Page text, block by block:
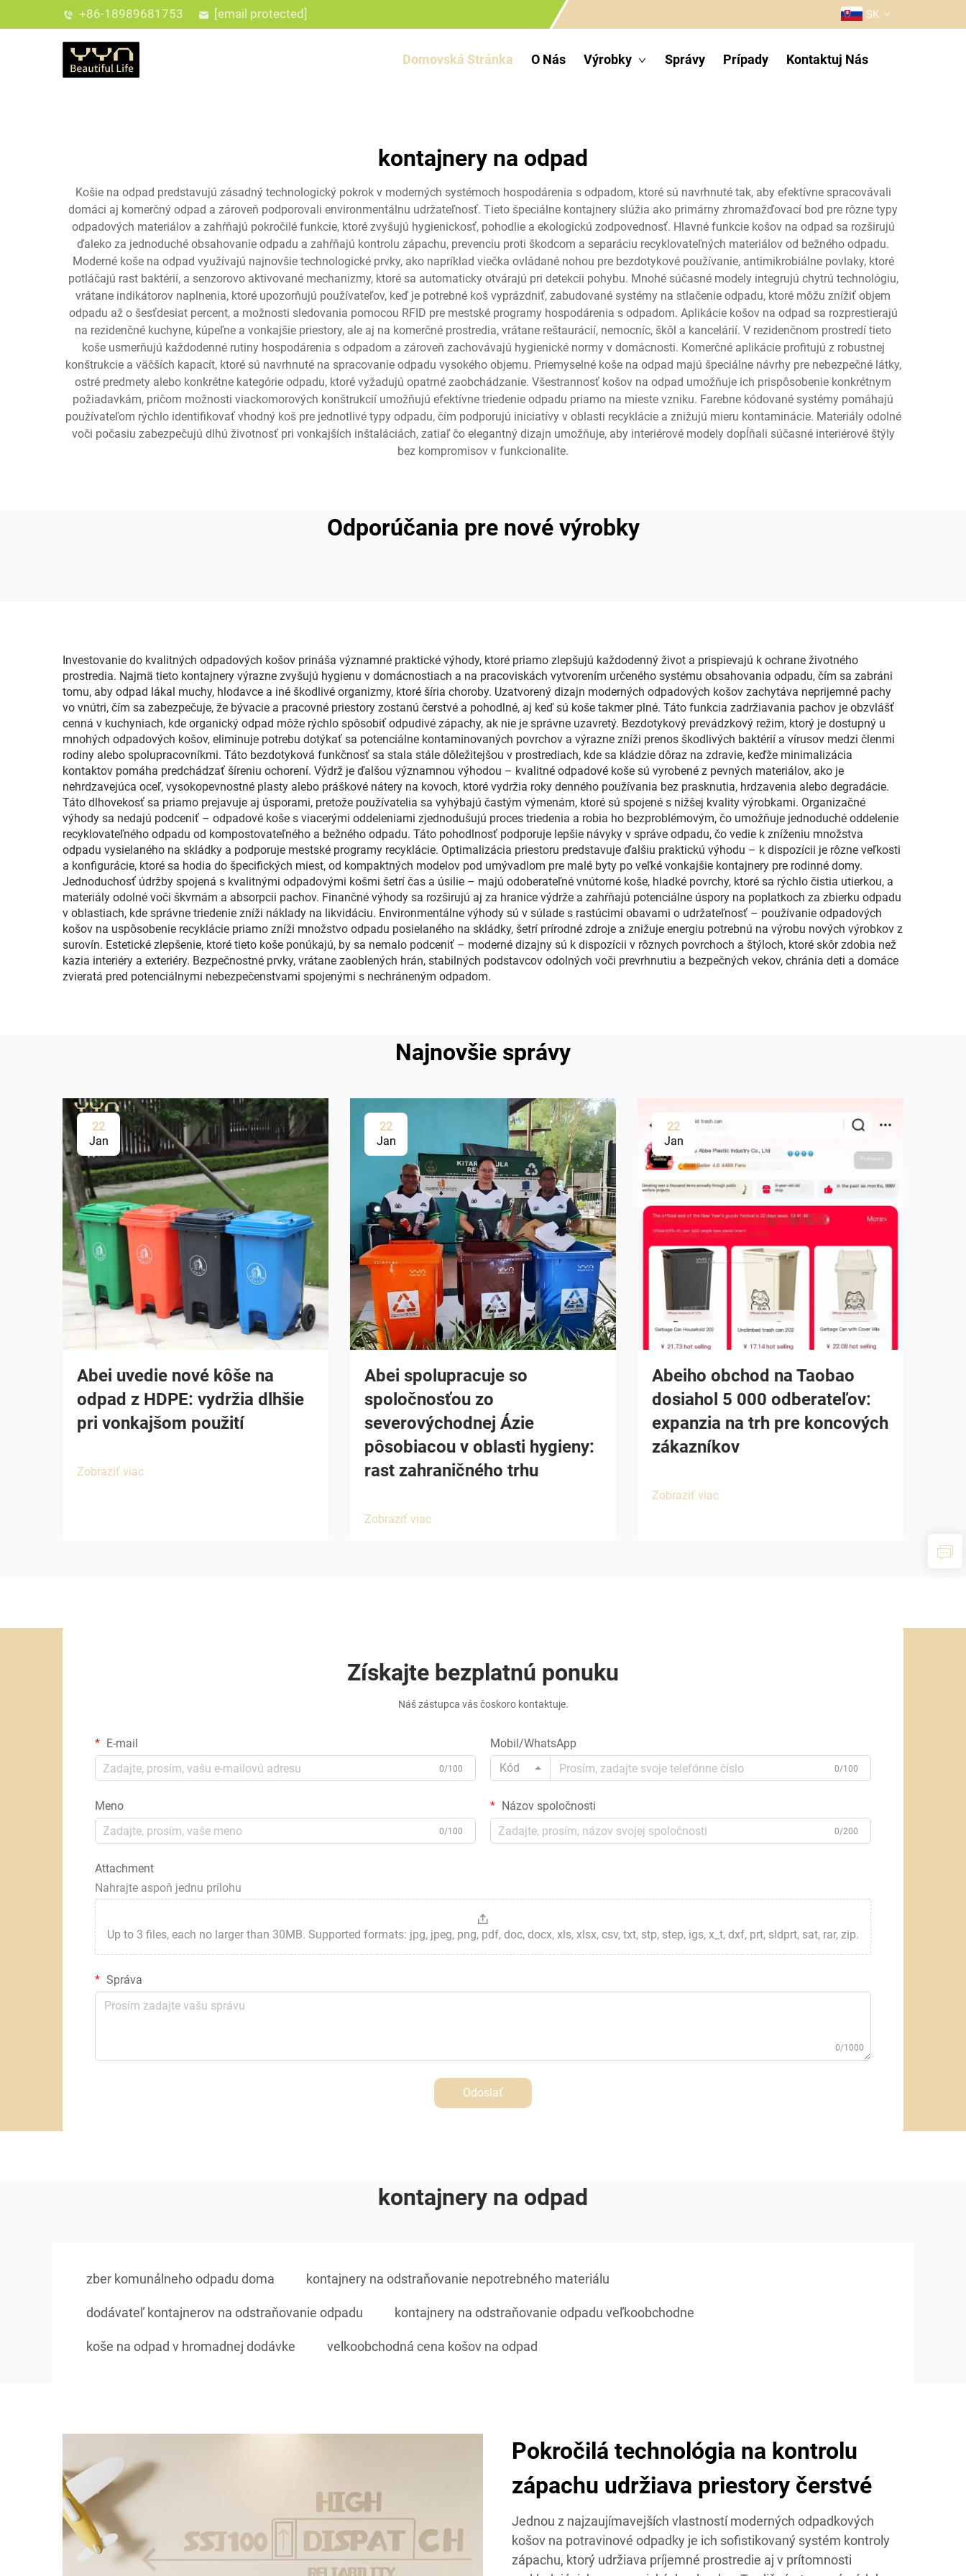
+86-18989681753 [email protected] SK
Domovská Stránka O Nás Výrobky Správy Prípady Kontaktuj Nás
kontajnery na odpad
Košie na odpad predstavujú zásadný technologický pokrok v moderných systémoch hospodárenia s odpadom, ktoré sú navrhnuté tak, aby efektívne spracovávali
domáci aj komerčný odpad a zároveň podporovali environmentálnu udržateľnosť. Tieto špeciálne kontajnery slúžia ako primárny zhromažďovací bod pre rôzne typy
odpadových materiálov a zahŕňajú pokročilé funkcie, ktoré zvyšujú hygienickosť, pohodlie a ekologickú zodpovednosť. Hlavné funkcie košov na odpad sa rozširujú
ďaleko za jednoduché obsahovanie odpadu a zahŕňajú kontrolu zápachu, prevenciu proti škodcom a separáciu recyklovateľných materiálov od bežného odpadu.
Moderné koše na odpad využívajú najnovšie technologické prvky, ako napríklad viečka ovládané nohou pre bezdotykové používanie, antimikrobiálne povlaky, ktoré
potláčajú rast baktérií, a senzorovo aktivované mechanizmy, ktoré sa automaticky otvárajú pri detekcii pohybu. Mnohé súčasné modely integrujú chytrú technológiu,
vrátane indikátorov naplnenia, ktoré upozorňujú používateľov, keď je potrebné koš vyprázdniť, zabudované systémy na stlačenie odpadu, ktoré môžu znížiť objem
odpadu až o šesťdesiat percent, a možnosti sledovania pomocou RFID pre mestské programy hospodárenia s odpadom. Aplikácie košov na odpad sa rozprestierajú
na rezidenčné kuchyne, kúpeľne a vonkajšie priestory, ale aj na komerčné prostredia, vrátane reštaurácií, nemocníc, škôl a kancelárií. V rezidenčnom prostredí tieto
koše usmerňujú každodenné rutiny hospodárenia s odpadom a zároveň zachovávajú hygienické normy v domácnosti. Komerčné aplikácie profitujú z robustnej
konštrukcie a väčších kapacít, ktoré sú navrhnuté na spracovanie odpadu vysokého objemu. Priemyselné koše na odpad majú špeciálne návrhy pre nebezpečné látky,
ostré predmety alebo konkrétne kategórie odpadu, ktoré vyžadujú opatrné zaobchádzanie. Všestrannosť košov na odpad umožňuje ich prispôsobenie konkrétnym
požiadavkám, pričom možnosti viackomorových konštrukcií umožňujú efektívne triedenie odpadu priamo na mieste vzniku. Farebne kódované systémy pomáhajú
používateľom rýchlo identifikovať vhodný koš pre jednotlivé typy odpadu, čím podporujú iniciatívy v oblasti recyklácie a znižujú mieru kontaminácie. Materiály odolné
voči počasiu zabezpečujú dlhú životnosť pri vonkajších inštaláciách, zatiaľ čo elegantný dizajn umožňuje, aby interiérové modely dopĺňali súčasné interiérové štýly
bez kompromisov v funkcionalite.
Odporúčania pre nové výrobky
Investovanie do kvalitných odpadových košov prináša významné praktické výhody, ktoré priamo zlepšujú každodenný život a prispievajú k ochrane životného
prostredia. Najmä tieto kontajnery výrazne zvyšujú hygienu v domácnostiach a na pracoviskách vytvorením určeného systému obsahovania odpadu, čím sa zabráni
tomu, aby odpad lákal muchy, hlodavce a iné škodlivé organizmy, ktoré šíria choroby. Uzatvorený dizajn moderných odpadových košov zachytáva neprijemné pachy
vo vnútri, čím sa zabezpečuje, že bývacie a pracovné priestory zostanú čerstvé a pohodlné, aj keď sú koše takmer plné. Táto funkcia zadržiavania pachov je obzvlášť
cenná v kuchyniach, kde organický odpad môže rýchlo spôsobiť odpudivé zápachy, ak nie je správne uzavretý. Bezdotykový prevádzkový režim, ktorý je dostupný u
mnohých odpadových košov, eliminuje potrebu dotýkať sa potenciálne kontaminovaných povrchov a výrazne zníži prenos škodlivých baktérií a vírusov medzi členmi
rodiny alebo spolupracovníkmi. Táto bezdotyková funkčnosť sa stala stále dôležitejšou v prostrediach, kde sa kládzie dôraz na zdravie, keďže minimalizácia
kontaktov pomáha predchádzať šíreniu ochorení. Výdrž je ďalšou významnou výhodou – kvalitné odpadové koše sú vyrobené z pevných materiálov, ako je
nehrdzavejúca oceľ, vysokopevnostné plasty alebo práškové nátery na kovoch, ktoré vydržia roky denného používania bez prasknutia, hrdzavenia alebo degradácie.
Táto dlhovekosť sa priamo prejavuje aj úsporami, pretože používatelia sa vyhýbajú častým výmenám, ktoré sú spojené s nižšej kvality výrobkami. Organizačné
výhody sa nedajú podceniť – odpadové koše s viacerými oddeleniami zjednodušujú proces triedenia a robia ho bezproblémovým, čo umožňuje jednoduché oddelenie
recyklovateľného odpadu od kompostovateľného a bežného odpadu. Táto pohodlnosť podporuje lepšie návyky v správe odpadu, čo vedie k zníženiu množstva
odpadu vysielaného na skládky a podporuje mestské programy recyklácie. Optimalizácia priestoru predstavuje ďalšiu praktickú výhodu – k dispozícii je rôzne veľkosti
a konfigurácie, ktoré sa hodia do špecifických miest, od kompaktných modelov pod umývadlom pre malé byty po veľké vonkajšie kontajnery pre rodinné domy.
Jednoduchosť údržby spojená s kvalitnými odpadovými košmi šetrí čas a úsilie – majú odoberateľné vnútorné koše, hladké povrchy, ktoré sa rýchlo čistia utierkou, a
materiály odolné voči škvrnám a absorpcii pachov. Finančné výhody sa rozširujú aj za hranice výdrže a zahŕňajú potenciálne úspory na poplatkoch za zbierku odpadu
v oblastiach, kde správne triedenie zníži náklady na likvidáciu. Environmentálne výhody sú v súlade s rastúcimi obavami o udržateľnosť – používanie odpadových
košov na uspôsobenie recyklácie priamo zníži množstvo odpadu posielaného na skládky, šetrí prírodné zdroje a znižuje energiu potrebnú na výrobu nových výrobkov z
surovín. Estetické zlepšenie, ktoré tieto koše ponúkajú, by sa nemalo podceniť – moderné dizajny sú k dispozícii v rôznych povrchoch a štýloch, ktoré skôr zdobia než
kazia interiéry a exteriéry. Bezpečnostné prvky, vrátane zaoblených hrán, stabilných podstavcov odolných voči prevrhnutiu a bezpečných vekov, chránia deti a domáce
zvieratá pred potenciálnymi nebezpečenstvami spojenými s nechráneným odpadom.
Najnovšie správy
22
Jan
Abei uvedie nové kôše na
odpad z HDPE: vydržia dlhšie
pri vonkajšom použití
Zobraziť viac
22
Jan
Abei spolupracuje so
spoločnosťou zo
severovýchodnej Ázie
pôsobiacou v oblasti hygieny:
rast zahraničného trhu
Zobraziť viac
22
Jan
Abeiho obchod na Taobao
dosiahol 5 000 odberateľov:
expanzia na trh pre koncových
zákazníkov
Zobraziť viac
Získajte bezplatnú ponuku
Náš zástupca vás čoskoro kontaktuje.
E-mail
0/100
Mobil/WhatsApp
Kód
0/100
Meno
0/100
Názov spoločnosti
0/200
Attachment
Nahrajte aspoň jednu prílohu
Up to 3 files, each no larger than 30MB. Supported formats: jpg, jpeg, png, pdf, doc, docx, xls, xlsx, csv, txt, stp, step, igs, x_t, dxf, prt, sldprt, sat, rar, zip.
Správa
0/1000
Odoslať
kontajnery na odpad
zber komunálneho odpadu doma kontajnery na odstraňovanie nepotrebného materiálu
dodávateľ kontajnerov na odstraňovanie odpadu kontajnery na odstraňovanie odpadu veľkoobchodne
koše na odpad v hromadnej dodávke velkoobchodná cena košov na odpad
Pokročilá technológia na kontrolu
zápachu udržiava priestory čerstvé
Jednou z najzaujímavejších vlastností moderných odpadkových
košov na potravinové odpadky je ich sofistikovaný systém kontroly
zápachu, ktorý udržiava príjemné prostredie aj v prítomnosti